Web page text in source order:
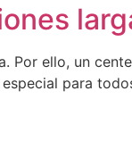
Por ello, un
para